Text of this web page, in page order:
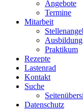
Angebote
Termine
Mitarbeit
Ausbildung
Praktikum
Rezepte
Lastenrad
Kontakt
Suche
Datenschutz